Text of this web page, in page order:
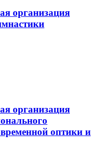
организация
организация
оптики и